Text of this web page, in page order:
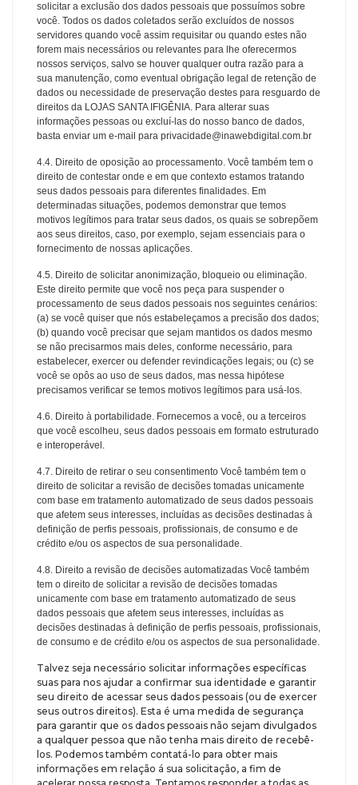
solicitar a exclusão dos dados pessoais que possuímos sobre
você. Todos os dados coletados serão excluídos de nossos
servidores quando você assim requisitar ou quando estes não
forem mais necessários ou relevantes para lhe oferecermos
nossos serviços, salvo se houver qualquer outra razão para a
sua manutenção, como eventual obrigação legal de retenção de
dados ou necessidade de preservação destes para resguardo de
direitos da LOJAS SANTA IFIGÊNIA. Para alterar suas
informações pessoas ou excluí-las do nosso banco de dados,
basta enviar um e-mail para privacidade@inawebdigital.com.br
4.4. Direito de oposição ao processamento. Você também tem o
direito de contestar onde e em que contexto estamos tratando
seus dados pessoais para diferentes finalidades. Em
determinadas situações, podemos demonstrar que temos
motivos legítimos para tratar seus dados, os quais se sobrepõem
aos seus direitos, caso, por exemplo, sejam essenciais para o
fornecimento de nossas aplicações.
4.5. Direito de solicitar anonimização, bloqueio ou eliminação.
Este direito permite que você nos peça para suspender o
processamento de seus dados pessoais nos seguintes cenários:
(a) se você quiser que nós estabeleçamos a precisão dos dados;
(b) quando você precisar que sejam mantidos os dados mesmo
se não precisarmos mais deles, conforme necessário, para
estabelecer, exercer ou defender revindicações legais; ou (c) se
você se opôs ao uso de seus dados, mas nessa hipótese
precisamos verificar se temos motivos legítimos para usá-los.
4.6. Direito à portabilidade. Fornecemos a você, ou a terceiros
que você escolheu, seus dados pessoais em formato estruturado
e interoperável.
4.7. Direito de retirar o seu consentimento Você também tem o
direito de solicitar a revisão de decisões tomadas unicamente
com base em tratamento automatizado de seus dados pessoais
que afetem seus interesses, incluídas as decisões destinadas à
definição de perfis pessoais, profissionais, de consumo e de
crédito e/ou os aspectos de sua personalidade.
4.8. Direito a revisão de decisões automatizadas Você também
tem o direito de solicitar a revisão de decisões tomadas
unicamente com base em tratamento automatizado de seus
dados pessoais que afetem seus interesses, incluídas as
decisões destinadas à definição de perfis pessoais, profissionais,
de consumo e de crédito e/ou os aspectos de sua personalidade.
Talvez seja necessário solicitar informações específicas
suas para nos ajudar a confirmar sua identidade e garantir
seu direito de acessar seus dados pessoais (ou de exercer
seus outros direitos). Esta é uma medida de segurança
para garantir que os dados pessoais não sejam divulgados
a qualquer pessoa que não tenha mais direito de recebê-
los. Podemos também contatá-lo para obter mais
informações em relação á sua solicitação, a fim de